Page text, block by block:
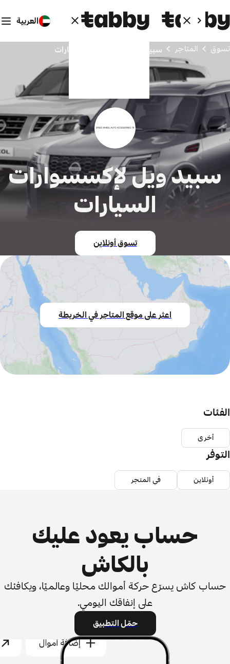
العربية
تسوق المتاجر سبيد ويل لإكسسوارات السيارات
سبيد ويل لإكسسوارات
السيارات
تسوق أونلاين
اعثر على موقع المتاجر في الخريطة
الفئات
أخرى
التوفر
أونلاين في المتجر
حساب يعود عليك
بالكاش
حساب كاش يسرّع حركة أموالك محليًا وعالميًا، ويكافئك
على إنفاقك اليومي.
حمّل التطبيق